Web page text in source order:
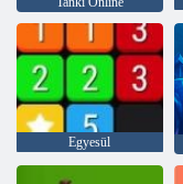
Egyesül